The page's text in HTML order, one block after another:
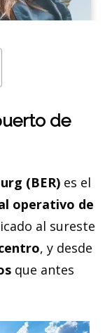
de
(BER) es el
operativo de
al sureste
, y desde
que antes